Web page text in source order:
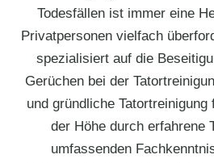
Todesfällen ist immer eine
Privatpersonen vielfach
spezialisiert auf die
Gerüchen bei der
und gründliche
der Höhe durch erfahrene
umfassenden